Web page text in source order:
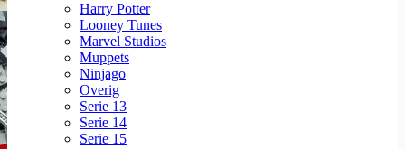
Harry Potter
Looney Tunes
Marvel Studios
Muppets
Ninjago
Overig
Serie 13
Serie 14
Serie 15